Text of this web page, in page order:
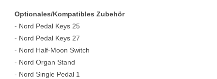
Optionales/Kompatibles Zubehör
- Nord Pedal Keys 25
- Nord Pedal Keys 27
- Nord Half-Moon Switch
- Nord Organ Stand
- Nord Single Pedal 1